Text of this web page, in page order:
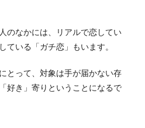
のなかには、リアルで恋してい
ている「ガチ恋」もいます。
とって、対象は手が届かない存
好き」寄りということになるで